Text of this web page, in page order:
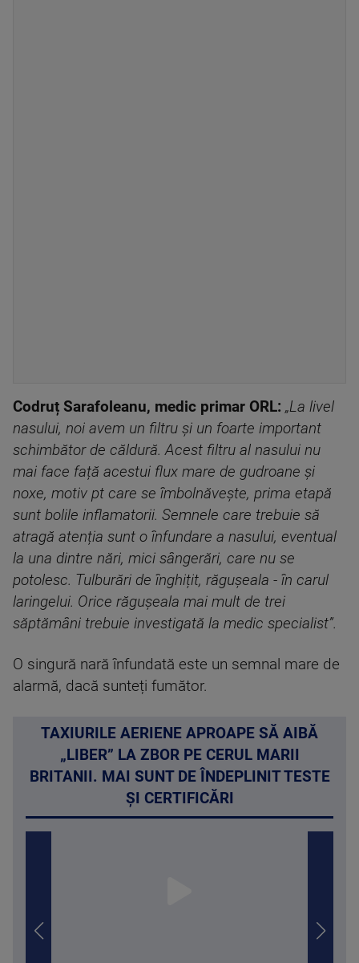
Codruț Sarafoleanu, medic primar ORL: „La livel
nasului, noi avem un filtru și un foarte important
schimbător de căldură. Acest filtru al nasului nu
mai face față acestui flux mare de gudroane și
noxe, motiv pt care se îmbolnăvește, prima etapă
sunt bolile inflamatorii. Semnele care trebuie să
atragă atenția sunt o înfundare a nasului, eventual
la una dintre nări, mici sângerări, care nu se
potolesc. Tulburări de înghițit, răgușeala - în carul
laringelui. Orice răgușeala mai mult de trei
săptămâni trebuie investigată la medic specialist”.
O singură nară înfundată este un semnal mare de
alarmă, dacă sunteți fumător.
TAXIURILE AERIENE APROAPE SĂ AIBĂ
„LIBER” LA ZBOR PE CERUL MARII
BRITANII. MAI SUNT DE ÎNDEPLINIT TESTE
ȘI CERTIFICĂRI